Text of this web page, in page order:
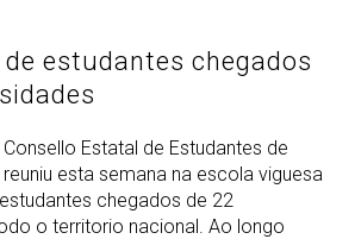
estudantes chegados
Estatal de Estudantes de
esta semana na escola viguesa
chegados de 22
o territorio nacional. Ao longo